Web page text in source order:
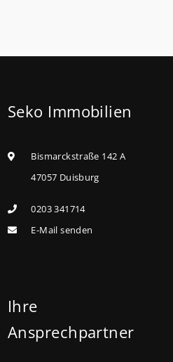
kaufen, die sie selbst
höheren Kreditbetrag bei der
Familien mit einem Kind steigt
Euro, für Familien mit zwei
(vorher: 125.000 Euro) und
Heute liegt der Zinssatz für
Seko Immobilien
Bismarckstraße 142 A
47057 Duisburg
0203 341714
E-Mail senden
Ihre
Ansprechpartner